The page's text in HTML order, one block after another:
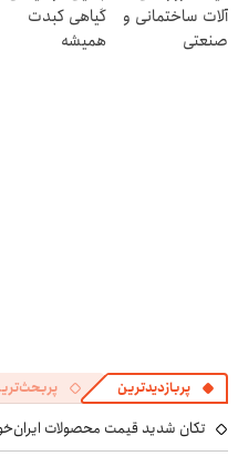
آلات ساختمانی و
صنعتی
گیاهی کبدت
همیشه
پربازدیدترین
تکان شدید قیمت محصولات ایران‌خودرو و